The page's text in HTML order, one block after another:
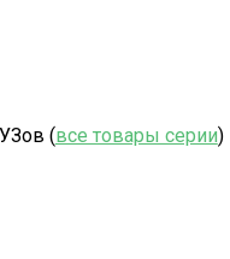
(все товары серии)